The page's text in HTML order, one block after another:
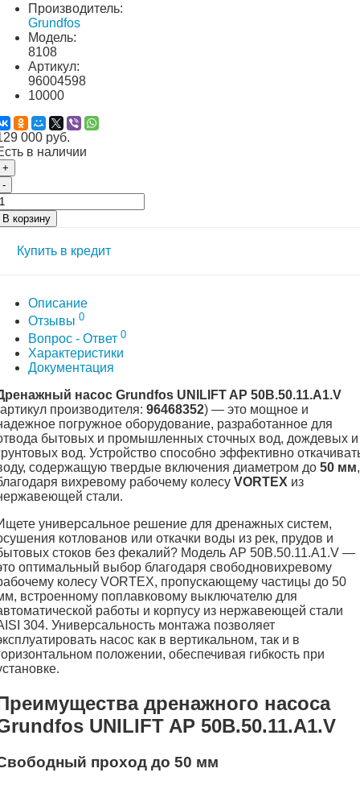
Производитель:
Grundfos
Модель:
8108
Артикул:
96004598
10000
000 руб.
в наличии
+
-
В корзину
Купить в кредит
Описание
Отзывы 0
Вопрос - Ответ 0
Характеристики
Документация
насос Grundfos UNILIFT AP 50B.50.11.A1.V
производителя: 96468352) — это мощное и
погружное оборудование, разработанное для
бытовых и промышленных сточных вод, дождевых и
вод. Устройство способно эффективно
содержащую твердые включения диаметром до 50 мм,
вихревому рабочему колесу VORTEX из
стали.
универсальное решение для дренажных систем,
котлованов или откачки воды из рек, прудов и
стоков без фекалий? Модель AP 50B.50.11.A1.V —
оптимальный выбор благодаря свободновихревому
колесу VORTEX, пропускающему частицы до 50
встроенному поплавковому выключателю для
работы и корпусу из нержавеющей стали
304. Универсальность монтажа позволяет
насос как в вертикальном, так и в
положении, обеспечивая гибкость при
дренажного насоса
UNILIFT AP 50B.50.11.A1.V
проход до 50 мм